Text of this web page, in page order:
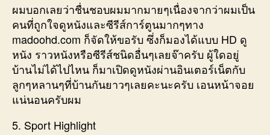
ผมบอกเลยว่าชื่นชอบผมมากมายๆเนื่องจากว่าผมเป็น
คนที่ถูกใจดูหนังและซีรีส์การ์ตูนมากๆทาง
madoohd.com ก็จัดให้ขอรับ ซึ่งก็มองได้แบบ HD ดู
หนัง ราวหนังหรือซีรีส์ชนิดอื่นๆเลยจ๊าครับ ผู้ใดอยู่
บ้านไม่ได้ไปไหน ก็มาเปิดดูหนังผ่านอินเตอร์เน็ตกับ
ลูกๆหลานๆที่บ้านกันยาวๆเลยคะนะครับ เอนหน้าจอย
แน่นอนครับผม
5. Sport Highlight